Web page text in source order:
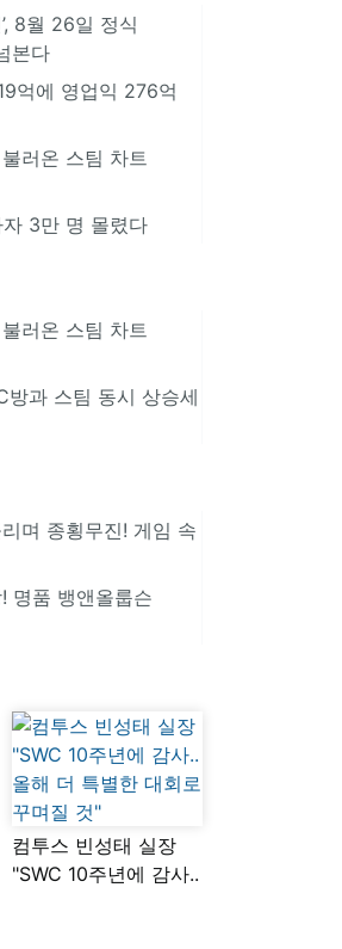
8월 26일 정식
본다
억에 영업익 276억
러온 스팀 차트
자 3만 명 몰렸다
러온 스팀 차트
과 스팀 동시 상승세
며 종횡무진! 게임 속
명품 뱅앤올룹슨
컴투스 빈성태 실장
"SWC 10주년에 감사..